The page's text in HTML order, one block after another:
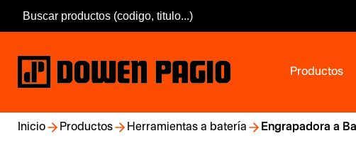
Productos
Inicio Productos Herramientas a batería Engrapadora a